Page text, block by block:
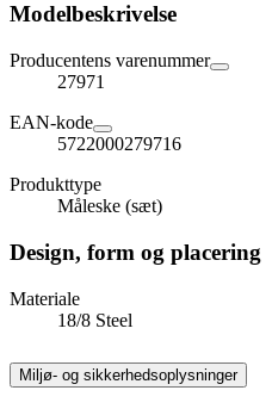
Modelbeskrivelse
Producentens varenummer
27971
EAN-kode
5722000279716
Produkttype
Måleske (sæt)
Design, form og placering
Materiale
18/8 Steel
Miljø- og sikkerhedsoplysninger